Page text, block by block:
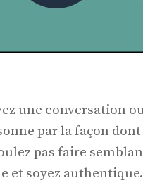
une conversation
par la façon
pas faire
et soyez authentique.